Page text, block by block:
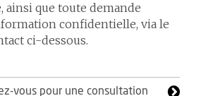
ainsi que toute demande
confidentielle, via le
ci-dessous.
vous pour une consultation